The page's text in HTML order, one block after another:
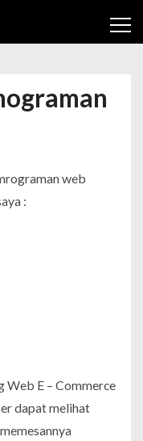
web
:
Web E – Commerce
dapat melihat